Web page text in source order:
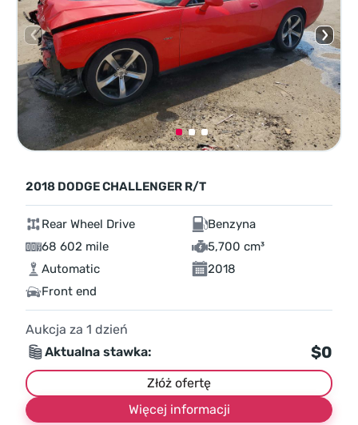
2018 DODGE CHALLENGER R/T
Rear Wheel Drive
Benzyna
68 602 mile
5,700 cm³
Automatic
2018
Front end
Aukcja za 1 dzień
Aktualna stawka:
$0
Złóż ofertę
Więcej informacji